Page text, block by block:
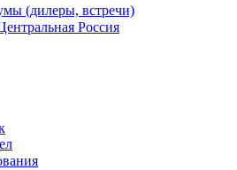
(дилеры, встречи)
Россия